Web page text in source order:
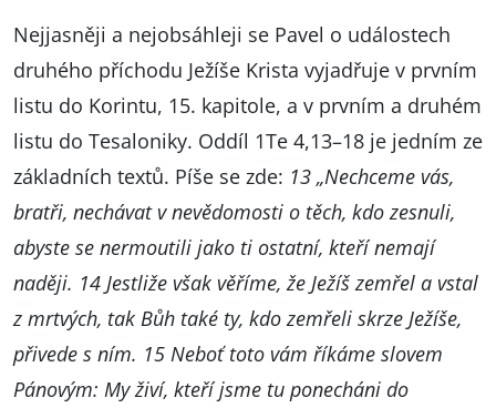
Nejjasněji a nejobsáhleji se Pavel o událostech
druhého příchodu Ježíše Krista vyjadřuje v prvním
listu do Korintu, 15. kapitole, a v prvním a druhém
listu do Tesaloniky. Oddíl 1Te 4,13–18 je jedním ze
základních textů. Píše se zde: 13 „Nechceme vás,
bratři, nechávat v nevědomosti o těch, kdo zesnuli,
abyste se nermoutili jako ti ostatní, kteří nemají
naději. 14 Jestliže však věříme, že Ježíš zemřel a vstal
z mrtvých, tak Bůh také ty, kdo zemřeli skrze Ježíše,
přivede s ním. 15 Neboť toto vám říkáme slovem
Pánovým: My živí, kteří jsme tu ponecháni do